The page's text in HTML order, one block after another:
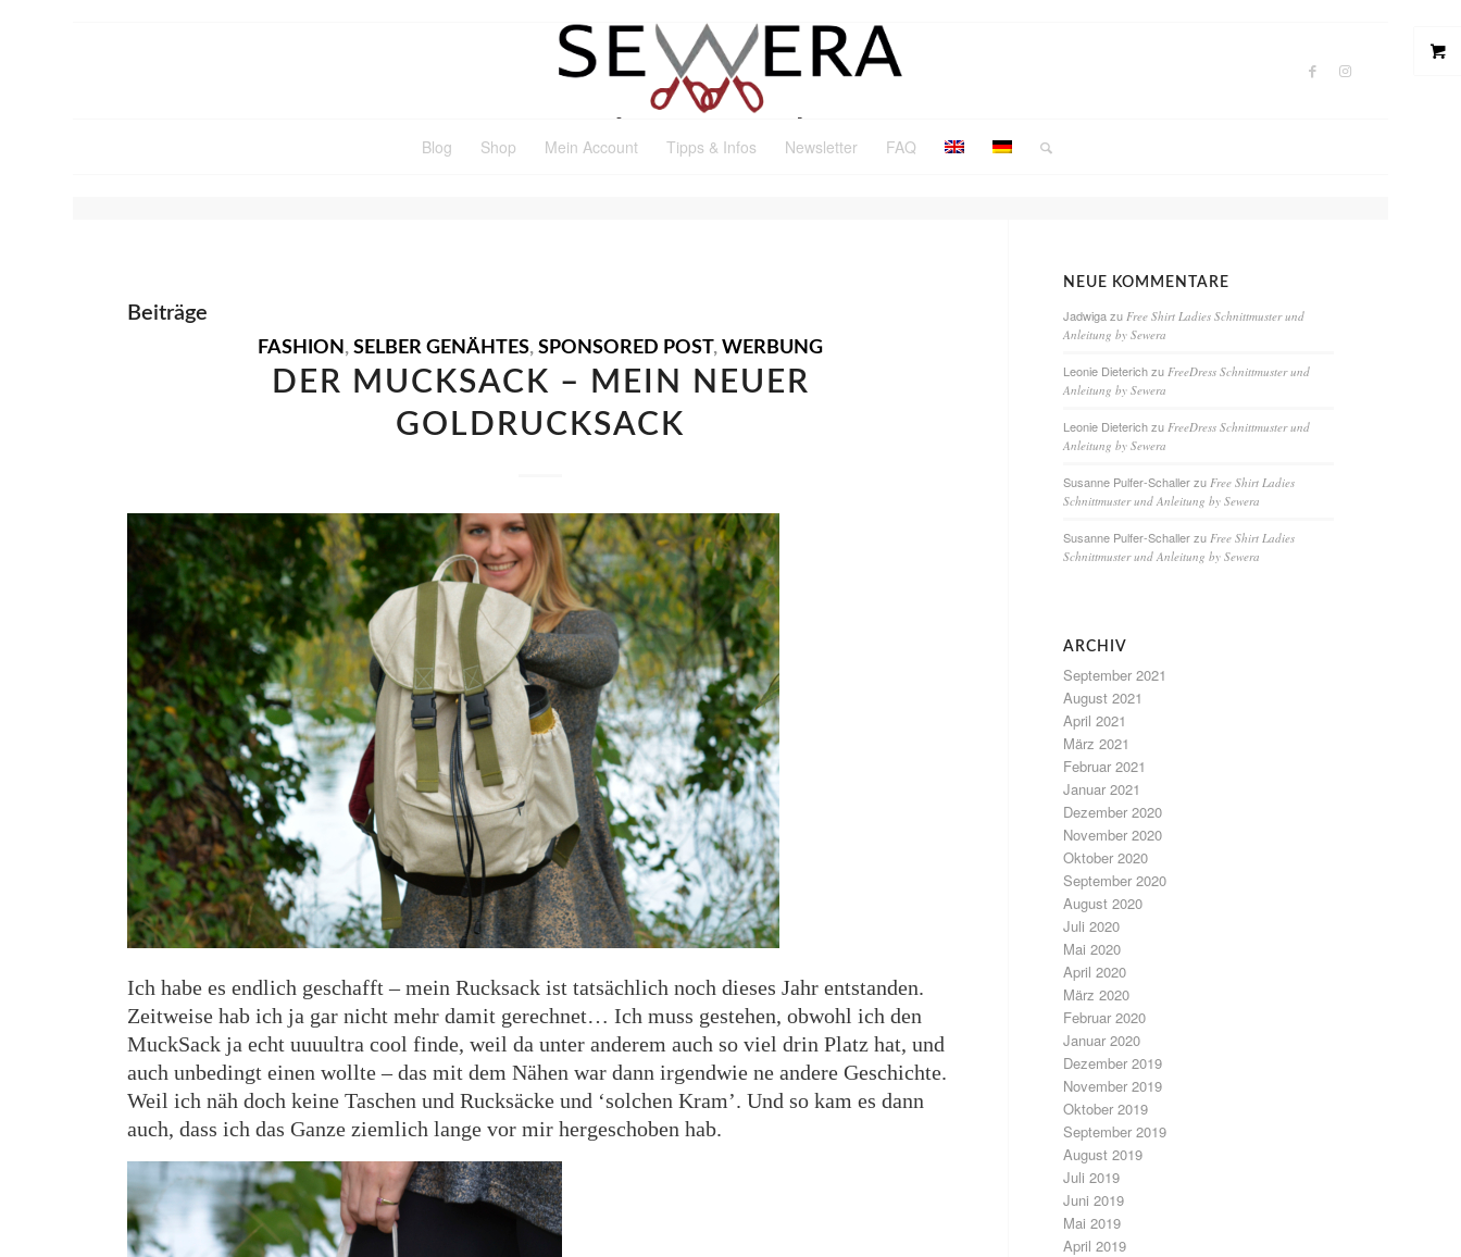
Blog Shop Mein Account Tipps & Infos Newsletter FAQ
Beiträge
FASHION ,SELBER GENÄHTES,SPONSORED POST,WERBUNG
DER MUCKSACK – MEIN NEUER
GOLDRUCKSACK
Ich habe es endlich geschafft – mein Rucksack ist tatsächlich noch dieses Jahr entstanden.
Zeitweise hab ich ja gar nicht mehr damit gerechnet… Ich muss gestehen, obwohl ich den
MuckSack ja echt uuuultra cool finde, weil da unter anderem auch so viel drin Platz hat, und
auch unbedingt einen wollte – das mit dem Nähen war dann irgendwie ne andere Geschichte.
Weil ich näh doch keine Taschen und Rucksäcke und ‘solchen Kram’. Und so kam es dann
auch, dass ich das Ganze ziemlich lange vor mir hergeschoben hab.
NEUE KOMMENTARE
Jadwigazu Free Shirt Ladies Schnittmuster und
Anleitung by Sewera
Leonie Dieterichzu FreeDress Schnittmuster und
Anleitung by Sewera
Leonie Dieterichzu FreeDress Schnittmuster und
Anleitung by Sewera
Susanne Pulfer-Schallerzu Free Shirt Ladies
Schnittmuster und Anleitung by Sewera
Susanne Pulfer-Schallerzu Free Shirt Ladies
Schnittmuster und Anleitung by Sewera
ARCHIV
September 2021
August 2021
April 2021
März 2021
Februar 2021
Januar 2021
Dezember 2020
November 2020
Oktober 2020
September 2020
August 2020
Juli 2020
Mai 2020
April 2020
März 2020
Februar 2020
Januar 2020
Dezember 2019
November 2019
Oktober 2019
September 2019
August 2019
Juli 2019
Juni 2019
Mai 2019
April 2019